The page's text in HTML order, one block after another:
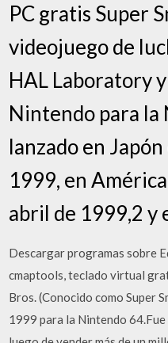
PC gratis Super
videojuego de
HAL Laboratory
Nintendo para la
lanzado en
1999, en
abril de 1999,2 y
Descargar programas sobre
cmaptools, teclado virtual
Bros. (Conocido como Super
1999 para la Nintendo